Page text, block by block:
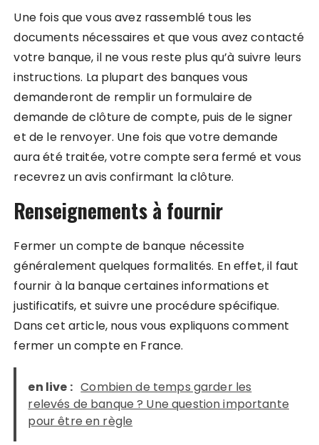
Une fois que vous avez rassemblé tous les
documents nécessaires et que vous avez contacté
votre banque, il ne vous reste plus qu’à suivre leurs
instructions. La plupart des banques vous
demanderont de remplir un formulaire de
demande de clôture de compte, puis de le signer
et de le renvoyer. Une fois que votre demande
aura été traitée, votre compte sera fermé et vous
recevrez un avis confirmant la clôture.
Renseignements à fournir
Fermer un compte de banque nécessite
généralement quelques formalités. En effet, il faut
fournir à la banque certaines informations et
justificatifs, et suivre une procédure spécifique.
Dans cet article, nous vous expliquons comment
fermer un compte en France.
en live : Combien de temps garder les
relevés de banque ? Une question importante
pour être en règle